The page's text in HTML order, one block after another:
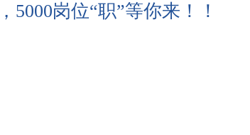
5000岗位“职”等你来！！